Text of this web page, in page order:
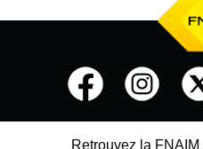
Retrouvez la